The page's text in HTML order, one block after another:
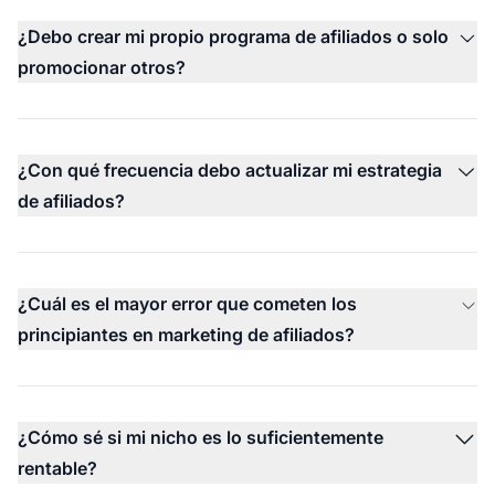
¿Debo crear mi propio programa de afiliados o solo
promocionar otros?
¿Con qué frecuencia debo actualizar mi estrategia
de afiliados?
¿Cuál es el mayor error que cometen los
principiantes en marketing de afiliados?
¿Cómo sé si mi nicho es lo suficientemente
rentable?